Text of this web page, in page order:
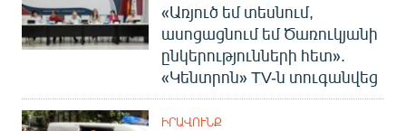
«Առյուծ եմ տեսնում,
ասոցացնում եմ Ծառուկյանի
ընկերությունների հետ».
«Կենտրոն» TV-ն տուգանվեց
ԻՐԱՎՈՒՆՔ